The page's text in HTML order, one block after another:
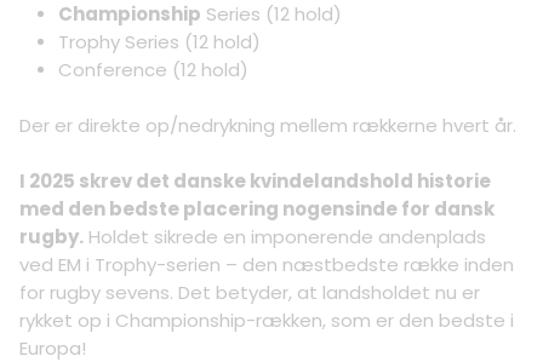
Championship Series (12 hold)
Trophy Series (12 hold)
Conference (12 hold)
Der er direkte op/nedrykning mellem rækkerne hvert år.
I 2025 skrev det danske kvindelandshold historie
med den bedste placering nogensinde for dansk
rugby. Holdet sikrede en imponerende andenplads
ved EM i Trophy-serien – den næstbedste række inden
for rugby sevens. Det betyder, at landsholdet nu er
rykket op i Championship-rækken, som er den bedste i
Europa!